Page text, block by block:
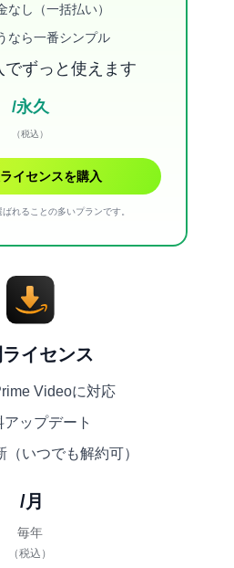
イセンス
Videoに対応
ップデート
（いつでも解約可）
/月
毎年
（税込）
なし（一括払い）
なら一番シンプル
でずっと使えます
/永久
（税込）
イセンスを購入
れることの多いプランです。